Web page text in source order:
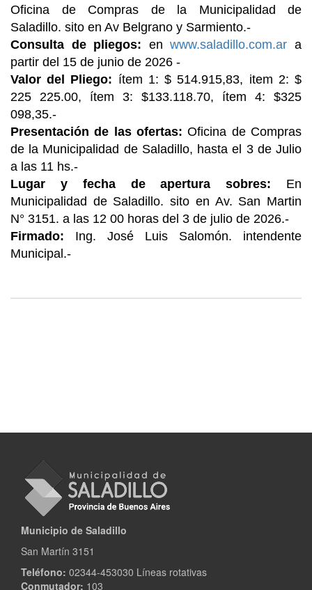
Oficina de Compras de la Municipalidad de
Saladillo. sito en Av Belgrano y Sarmiento.-
Consulta de pliegos: enwww.saladillo.com.ar a
partir del 15 de junio de 2026 -
Valor del Pliego: ítem 1: $ 514.915,83, item 2: $
225 225.00, ítem 3: $133.118.70, ítem 4: $325
098,35.-
Presentación de las ofertas: Oficina de Compras
de la Municipalidad de Saladillo, hasta el 3 de Julio
a las 11 hs.-
Lugar y fecha de apertura sobres: En
Municipalidad de Saladillo. sito en Av. San Martin
N° 3151. a las 12 00 horas del 3 de julio de 2026.-
Firmado: Ing. José Luis Salomón. intendente
Municipal.-
Municipio de Saladillo
San Martín 3151
Teléfono: 02344-453030 Líneas rotativas
Conmutador: 103